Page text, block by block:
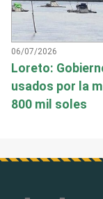
06/07/2026
Loreto:
usados por la
800 mil soles